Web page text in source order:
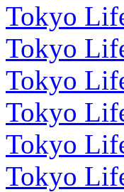
Tokyo
Tokyo
Tokyo
Tokyo
Tokyo
Tokyo